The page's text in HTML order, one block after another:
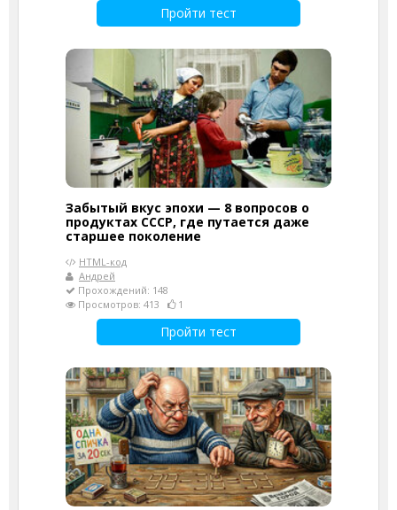
Пройти тест
Забытый вкус эпохи — 8 вопросов о
продуктах СССР, где путается даже
старшее поколение
HTML-код
Андрей
Прохождений: 148
Просмотров: 413
1
Пройти тест